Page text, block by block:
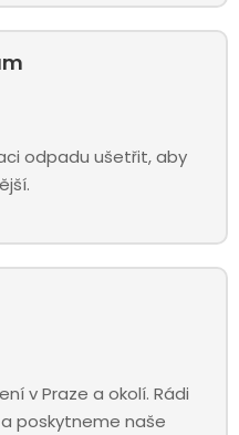
odpadu ušetřit, aby
v Praze a okolí. Rádi
poskytneme naše